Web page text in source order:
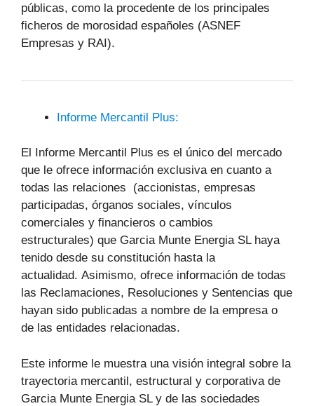
públicas, como la procedente de los principales
ficheros de morosidad españoles (ASNEF
Empresas y RAI).
Informe Mercantil Plus:
El Informe Mercantil Plus es el único del mercado
que le ofrece información exclusiva en cuanto a
todas las relaciones (accionistas, empresas
participadas, órganos sociales, vínculos
comerciales y financieros o cambios
estructurales) que Garcia Munte Energia SL haya
tenido desde su constitución hasta la
actualidad. Asimismo, ofrece información de todas
las Reclamaciones, Resoluciones y Sentencias que
hayan sido publicadas a nombre de la empresa o
de las entidades relacionadas.
Este informe le muestra una visión integral sobre la
trayectoria mercantil, estructural y corporativa de
Garcia Munte Energia SL y de las sociedades